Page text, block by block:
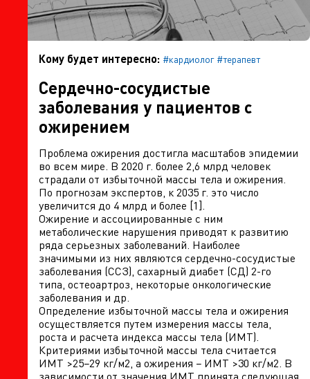
Кому будет интересно: #кардиолог #терапевт
Сердечно-сосудистые
заболевания у пациентов с
ожирением
Проблема ожирения достигла масштабов эпидемии
во всем мире. В 2020 г. более 2,6 млрд человек
страдали от избыточной массы тела и ожирения.
По прогнозам экспертов, к 2035 г. это число
увеличится до 4 млрд и более [1].
Ожирение и ассоциированные с ним
метаболические нарушения приводят к развитию
ряда серьезных заболеваний. Наиболее
значимыми из них являются сердечно-сосудистые
заболевания (ССЗ), сахарный диабет (СД) 2-го
типа, остеоартроз, некоторые онкологические
заболевания и др.
Определение избыточной массы тела и ожирения
осуществляется путем измерения массы тела,
роста и расчета индекса массы тела (ИМТ).
Критериями избыточной массы тела считается
ИМТ >25−29 кг/м2, а ожирения − ИМТ >30 кг/м2. В
зависимости от значения ИМТ принята следующая